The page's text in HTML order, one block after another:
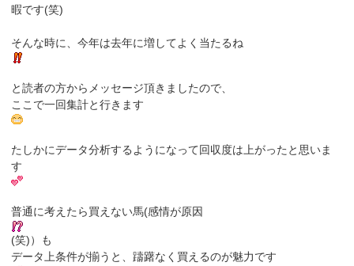
暇です(笑)
そんな時に、今年は去年に増してよく当たるね
と読者の方からメッセージ頂きましたので、
ここで一回集計と行きます
たしかにデータ分析するようになって回収度は上がったと思いま
す
普通に考えたら買えない馬(感情が原因
(笑)）も
データ上条件が揃うと、躊躇なく買えるのが魅力です